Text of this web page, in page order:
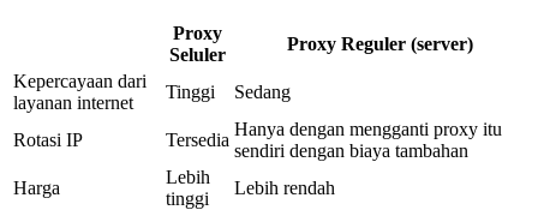
Proxy
Seluler
Proxy Reguler (server)
Kepercayaan dari
layanan internet
Tinggi Sedang
Rotasi IP Tersedia
Hanya dengan mengganti proxy itu
sendiri dengan biaya tambahan
Harga
Lebih
tinggi
Lebih rendah